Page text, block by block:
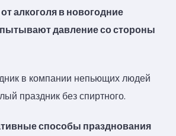
алкоголя в новогодние
давление со стороны
в компании непьющих людей
праздник без спиртного.
способы празднования